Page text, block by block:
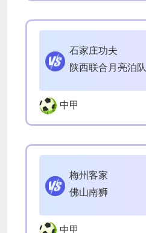
石家庄功夫
陕西联合月亮泊队
中甲
梅州客家
佛山南狮
中甲